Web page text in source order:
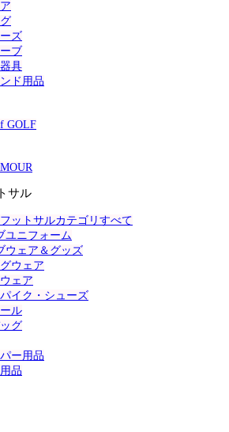
ズ
ブ
具
ド用品
GOLF
サル
ットサルカテゴリすべて
ユニフォーム
ウェア＆グッズ
ウェア
ェア
イク・シューズ
ル
グ
ー用品
品